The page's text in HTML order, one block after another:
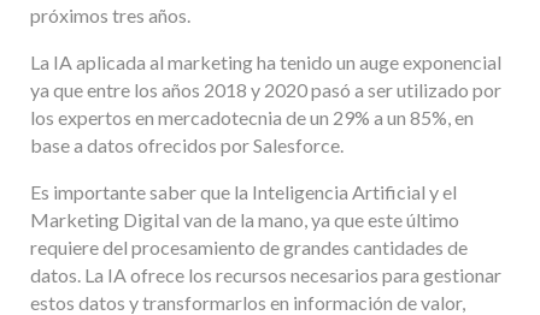
próximos tres años.
La IA aplicada al marketing ha tenido un auge exponencial
ya que entre los años 2018 y 2020 pasó a ser utilizado por
los expertos en mercadotecnia de un 29% a un 85%, en
base a datos ofrecidos por Salesforce.
Es importante saber que la Inteligencia Artificial y el
Marketing Digital van de la mano, ya que este último
requiere del procesamiento de grandes cantidades de
datos. La IA ofrece los recursos necesarios para gestionar
estos datos y transformarlos en información de valor,